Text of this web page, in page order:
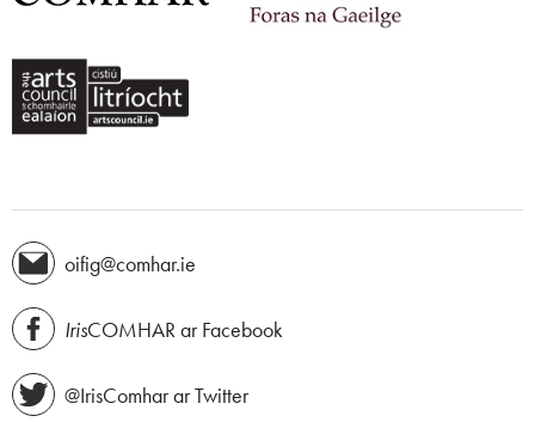
oifig@comhar.ie
IrisCOMHAR ar Facebook
@IrisComhar ar Twitter